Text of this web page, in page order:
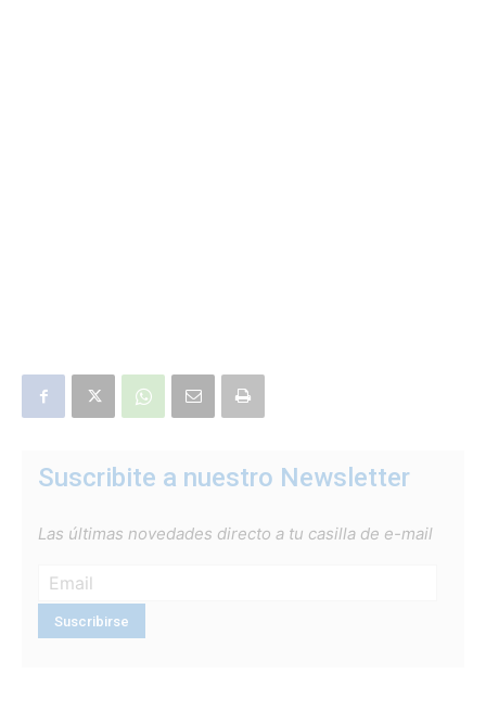
Suscribite a nuestro Newsletter
Las últimas novedades directo a tu casilla de e-mail